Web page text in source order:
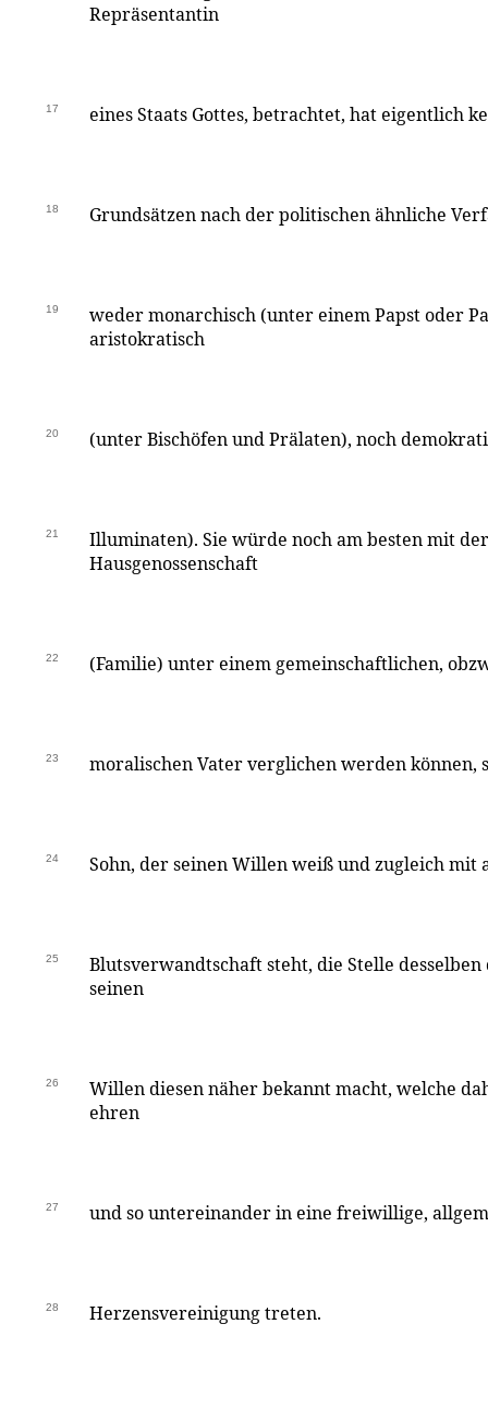
Repräsentantin
17 eines Staats Gottes, betrachtet, hat eigentlich
18 Grundsätzen nach der politischen ähnliche
19
weder monarchisch (unter einem Papst oder
aristokratisch
20 (unter Bischöfen und Prälaten), noch
21
Illuminaten). Sie würde noch am besten mit
Hausgenossenschaft
22 (Familie) unter einem gemeinschaftlichen,
23 moralischen Vater verglichen werden können,
24 Sohn, der seinen Willen weiß und zugleich
25
Blutsverwandtschaft steht, die Stelle
seinen
26
Willen diesen näher bekannt macht, welche
ehren
27 und so untereinander in eine freiwillige,
28 Herzensvereinigung treten.